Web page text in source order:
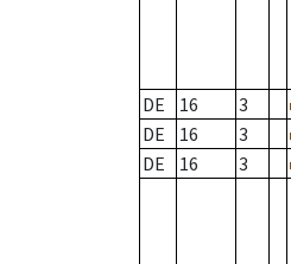
DE
16 3
DE
16 3
DE
16 3